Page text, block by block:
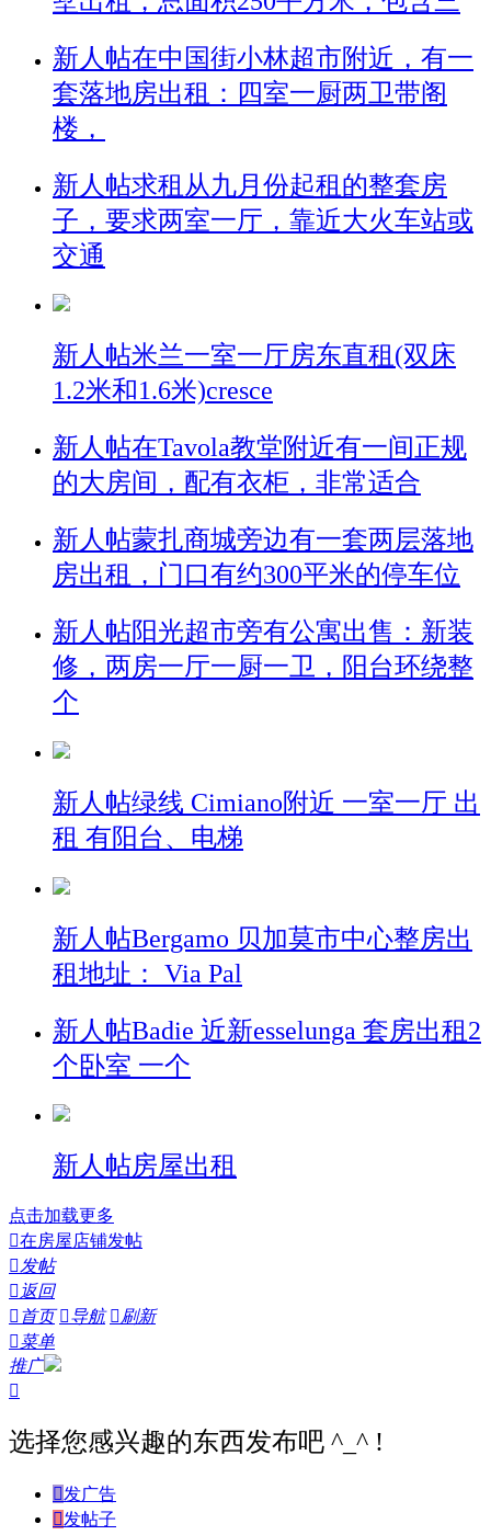
新人帖在中国街小林超市附近，有一
套落地房出租：四室一厨两卫带阁
楼，
新人帖求租从九月份起租的整套房
子，要求两室一厅，靠近大火车站或
交通
新人帖米兰一室一厅房东直租(双床
1.2米和1.6米)cresce
新人帖在Tavola教堂附近有一间正规
的大房间，配有衣柜，非常适合
新人帖蒙扎商城旁边有一套两层落地
房出租，门口有约300平米的停车位
新人帖阳光超市旁有公寓出售：新装
修，两房一厅一厨一卫，阳台环绕整
个
新人帖绿线 Cimiano附近 一室一厅 出
租 有阳台、电梯
新人帖Bergamo 贝加莫市中心整房出
租地址： Via Pal
新人帖Badie 近新esselunga 套房出租2
个卧室 一个
新人帖房屋出租
点击加载更多
在房屋店铺发帖
发帖
 返回
 首页 导航 刷新
菜单
推广

选择您感兴趣的东西发布吧 ^_^ !
发广告
发帖子